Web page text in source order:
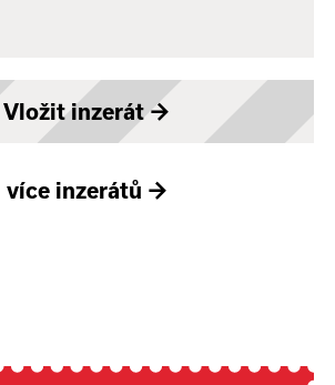
Vložit inzerát→
více inzerátů →